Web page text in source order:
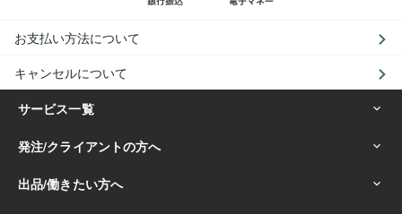
お支払い方法について
キャンセルについて